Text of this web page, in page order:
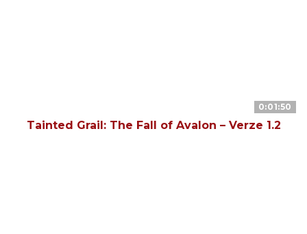
0:01:50
Tainted Grail: The Fall of Avalon – Verze 1.2